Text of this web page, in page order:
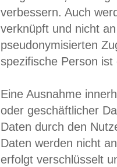
verbessern. Auch
verknüpft und nicht
pseudonymisierten
spezifische Person
Eine Ausnahme
oder geschäftlicher
Daten durch den
Daten werden nicht
erfolgt verschlüsselt